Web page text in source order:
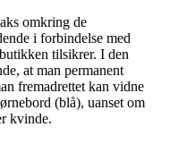
omkring de
i forbindelse med
tilsikrer. I den
at man permanent
fremadrettet kan vidne
(blå), uanset om
kvinde.